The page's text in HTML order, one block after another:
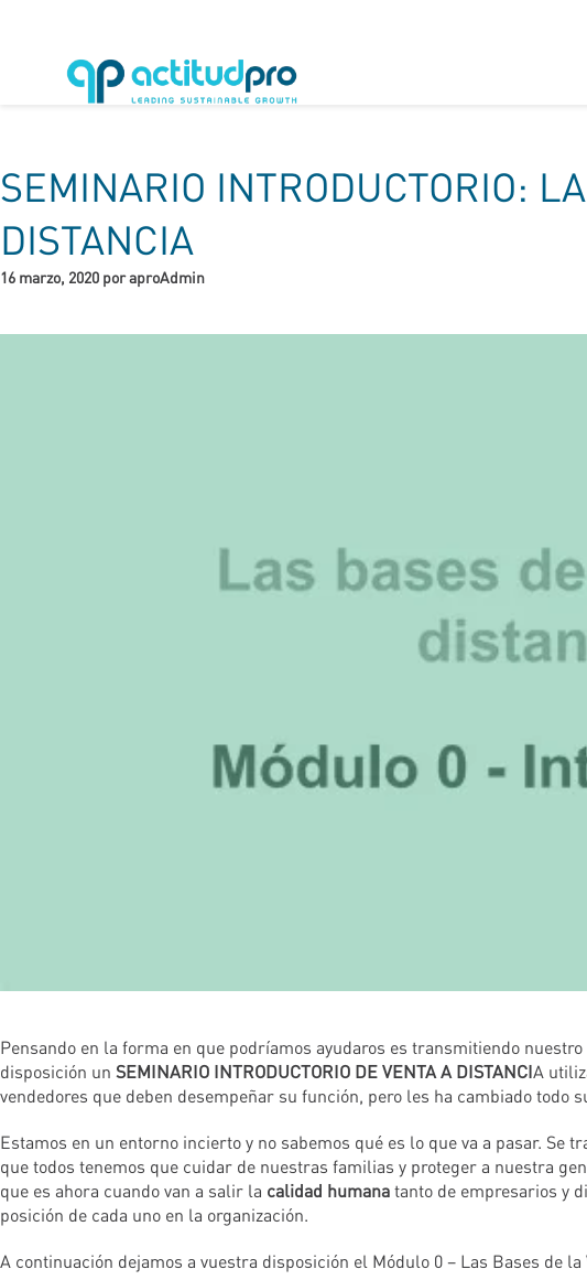
SEMINARIO INTRODUCTORIO:
DISTANCIA
16 marzo, 2020 por aproAdmin
Pensando en la forma en que podríamos ayudaros es transmitiendo nuestro
disposición un SEMINARIO INTRODUCTORIO DE VENTA A DISTANCIA
vendedores que deben desempeñar su función, pero les ha cambiado todo
Estamos en un entorno incierto y no sabemos qué es lo que va a pasar. Se
que todos tenemos que cuidar de nuestras familias y proteger a nuestra
que es ahora cuando van a salir la calidad humana tanto de empresarios y
posición de cada uno en la organización.
A continuación dejamos a vuestra disposición el Módulo 0 – Las Bases de la